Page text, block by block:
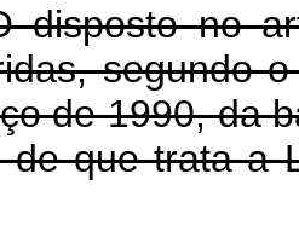
no
segundo
de 1990, da
de que trata a